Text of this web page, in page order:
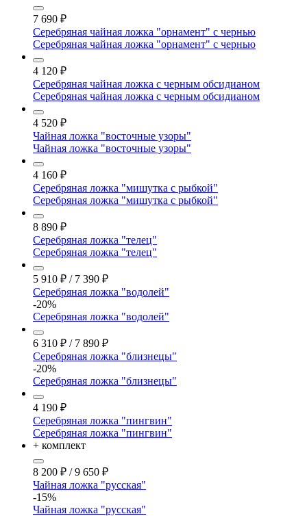
7 690 ₽
Серебряная чайная ложка "орнамент" с чернью
Серебряная чайная ложка "орнамент" с чернью
4 120 ₽
Серебряная чайная ложка с черным обсидианом
Серебряная чайная ложка с черным обсидианом
4 520 ₽
Чайная ложка "восточные узоры"
Чайная ложка "восточные узоры"
4 160 ₽
Серебряная ложка "мишутка с рыбкой"
Серебряная ложка "мишутка с рыбкой"
8 890 ₽
Серебряная ложка "телец"
Серебряная ложка "телец"
5 910 ₽ / 7 390 ₽
Серебряная ложка "водолей"
-20%
Серебряная ложка "водолей"
6 310 ₽ / 7 890 ₽
Серебряная ложка "близнецы"
-20%
Серебряная ложка "близнецы"
4 190 ₽
Серебряная ложка "пингвин"
Серебряная ложка "пингвин"
+ комплект
8 200 ₽ / 9 650 ₽
Чайная ложка "русская"
-15%
Чайная ложка "русская"